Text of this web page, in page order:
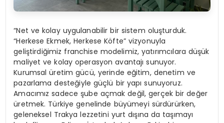
“Net ve kolay uygulanabilir bir sistem oluşturduk.
“Herkese Ekmek, Herkese Köfte” vizyonuyla
geliştirdiğimiz franchise modelimiz, yatırımcılara düşük
maliyet ve kolay operasyon avantajı sunuyor.
Kurumsal üretim gücü, yerinde eğitim, denetim ve
pazarlama desteğiyle güçlü bir yapı sunuyoruz.
Amacımız sadece şube açmak değil, gerçek bir değer
üretmek. Türkiye genelinde büyümeyi sürdürürken,
geleneksel Trakya lezzetini yurt dışına da taşımayı